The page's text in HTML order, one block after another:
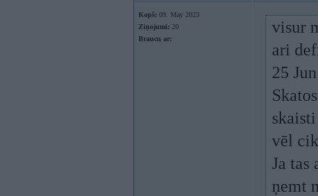
Kopš: 09. May 2023
Ziņojumi: 20
Braucu ar:
visur
ari
25
vēl
Ja tas
ņemt